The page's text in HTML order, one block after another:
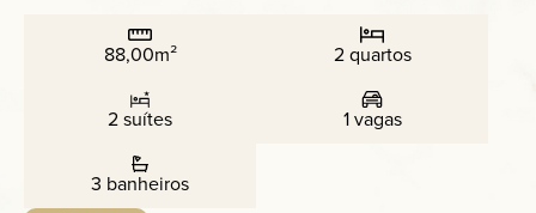
Contato88,00m² 2 quartos
2 suítes 1 vagas
3 banheiros